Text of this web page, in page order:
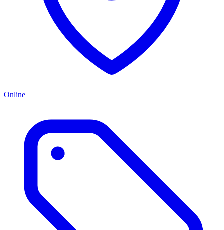
Online